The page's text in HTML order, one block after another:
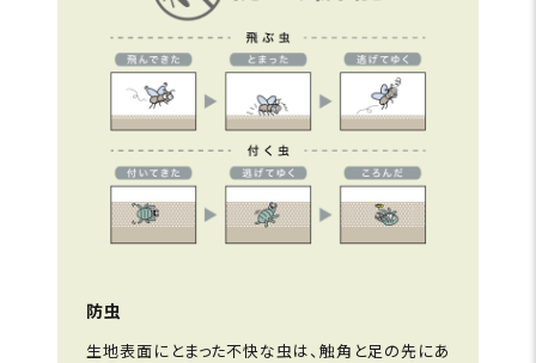
防虫
生地表面にとまった不快な虫は、触角と足の先にあ